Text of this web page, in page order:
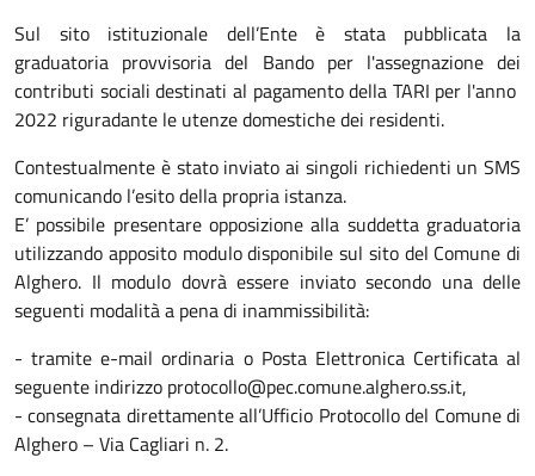
Sul sito istituzionale dell’Ente è stata pubblicata la
graduatoria provvisoria del Bando per l'assegnazione dei
contributi sociali destinati al pagamento della TARI per l'anno
2022 riguradante le utenze domestiche dei residenti.
Contestualmente è stato inviato ai singoli richiedenti un SMS
comunicando l’esito della propria istanza.
E’ possibile presentare opposizione alla suddetta graduatoria
utilizzando apposito modulo disponibile sul sito del Comune di
Alghero. Il modulo dovrà essere inviato secondo una delle
seguenti modalità a pena di inammissibilità:
- tramite e-mail ordinaria o Posta Elettronica Certificata al
seguente indirizzo protocollo@pec.comune.alghero.ss.it,
- consegnata direttamente all’Ufficio Protocollo del Comune di
Alghero – Via Cagliari n. 2.